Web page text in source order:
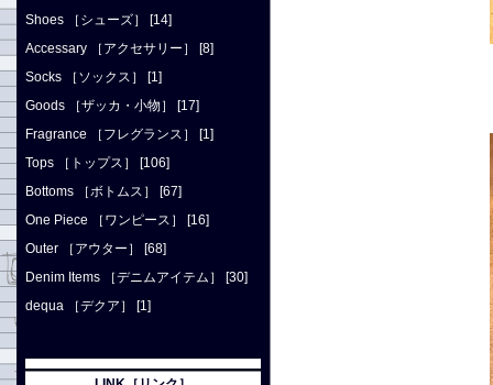
Shoes ［シューズ］ [14]
Accessary ［アクセサリー］ [8]
Socks ［ソックス］ [1]
Goods ［ザッカ・小物］ [17]
Fragrance ［フレグランス］ [1]
Tops ［トップス］ [106]
Bottoms ［ボトムス］ [67]
One Piece ［ワンピース］ [16]
Outer ［アウター］ [68]
Denim Items ［デニムアイテム］ [30]
dequa ［デクア］ [1]